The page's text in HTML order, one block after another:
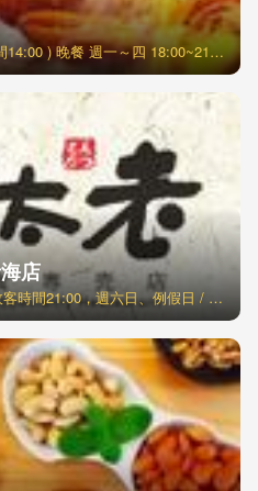
午餐 11:30~14:30 ( 最後點餐時間14:00 ) 晚餐 週一～四 18:00~21:30 (最後點餐時間21:00) 週五～日 分2梯次 17:30~19:20 19:30~21:30
店
週一至週五 / 11:30-21:30 最後收客時間21:00，週六日、例假日 / 11:00-21:30 最後收客時間21:00